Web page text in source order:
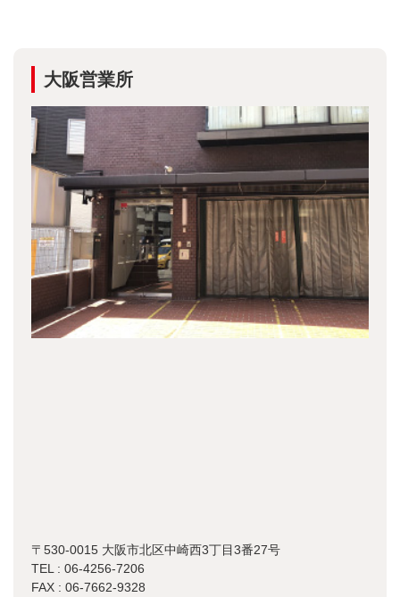
大阪営業所
〒530-0015 大阪市北区中崎西3丁目3番27号
TEL : 06-4256-7206
FAX : 06-7662-9328